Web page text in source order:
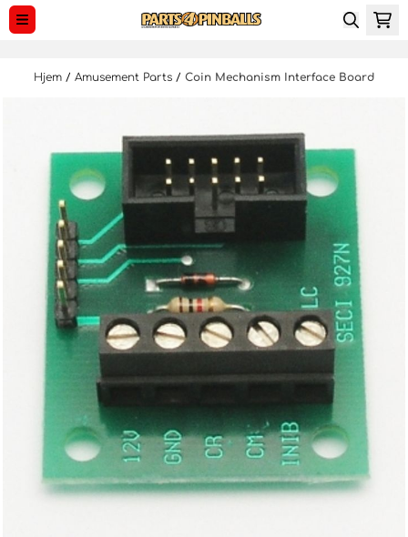
Hopp til innhold
Hjem / Amusement Parts / Coin Mechanism Interface Board